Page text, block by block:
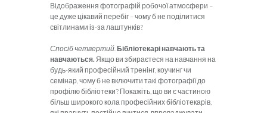
Відображення фотографій робочої атмосфери –
це дуже цікавий перебіг – чому б не поділитися
світлинами із-за лаштунків?
Спосіб четвертий. Бібліотекарі навчають та
навчаються. Якщо ви збираєтеся на навчання на
будь-який професійний тренінг, коучинг чи
семінар, чому б не включити такі фотографії до
профілю бібліотеки? Покажіть, що ви є частиною
більш широкого кола професійних бібліотекарів,